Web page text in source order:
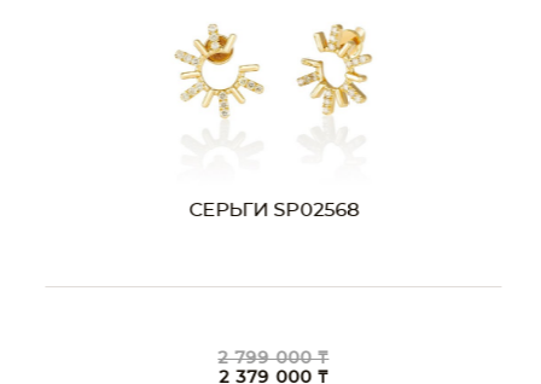
СЕРЬГИ SP02568
2 799 000 ₸
2 379 000 ₸